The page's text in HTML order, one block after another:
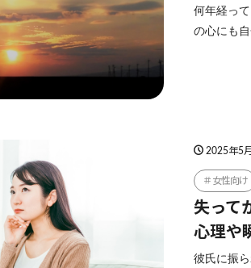
何年経っ
の心にも
2025年5
女性向け
失って
心理や
彼氏に振